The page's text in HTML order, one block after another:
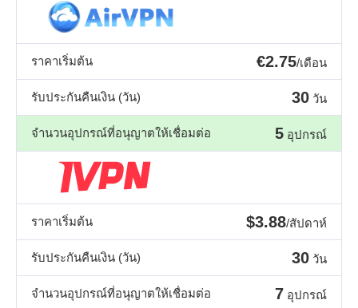
ราคาเริ่มต้น €2.75/เดือน
รับประกันคืนเงิน (วัน) 30 วัน
จำนวนอุปกรณ์ที่อนุญาตให้เชื่อมต่อ 5 อุปกรณ์
ราคาเริ่มต้น $3.88/สัปดาห์
รับประกันคืนเงิน (วัน) 30 วัน
จำนวนอุปกรณ์ที่อนุญาตให้เชื่อมต่อ 7 อุปกรณ์